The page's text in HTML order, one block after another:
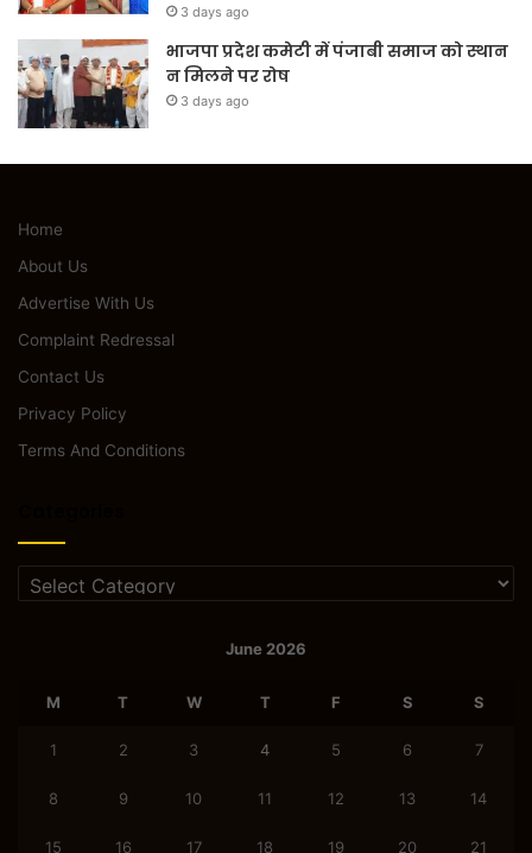
3 days ago
भाजपा प्रदेश कमेटी में पंजाबी समाज को स्थान
न मिलने पर रोष
3 days ago
Home
About Us
Advertise With Us
Complaint Redressal
Contact Us
Privacy Policy
Terms And Conditions
Categories
June 2026
M T W T F S S
1 2 3 4 5 6 7
8 9 10 11 12 13 14
15 16 17 18 19 20 21